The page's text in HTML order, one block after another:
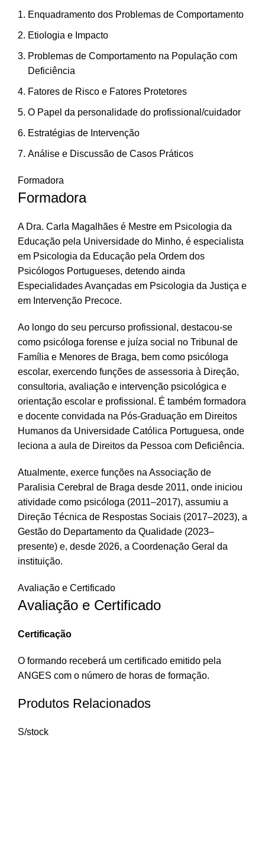
Enquadramento dos Problemas de Comportamento
Etiologia e Impacto
Problemas de Comportamento na População com
Deficiência
Fatores de Risco e Fatores Protetores
O Papel da personalidade do profissional/cuidador
Estratégias de Intervenção
Análise e Discussão de Casos Práticos
Formadora
Formadora
A Dra. Carla Magalhães é Mestre em Psicologia da
Educação pela Universidade do Minho, é especialista
em Psicologia da Educação pela Ordem dos
Psicólogos Portugueses, detendo ainda
Especialidades Avançadas em Psicologia da Justiça e
em Intervenção Precoce.
Ao longo do seu percurso profissional, destacou-se
como psicóloga forense e juíza social no Tribunal de
Família e Menores de Braga, bem como psicóloga
escolar, exercendo funções de assessoria à Direção,
consultoria, avaliação e intervenção psicológica e
orientação escolar e profissional. É também formadora
e docente convidada na Pós-Graduação em Direitos
Humanos da Universidade Católica Portuguesa, onde
leciona a aula de Direitos da Pessoa com Deficiência.
Atualmente, exerce funções na Associação de
Paralisia Cerebral de Braga desde 2011, onde iniciou
atividade como psicóloga (2011–2017), assumiu a
Direção Técnica de Respostas Sociais (2017–2023), a
Gestão do Departamento da Qualidade (2023–
presente) e, desde 2026, a Coordenação Geral da
instituição.
Avaliação e Certificado
Avaliação e Certificado
Certificação
O formando receberá um certificado emitido pela
ANGES com o número de horas de formação.
Produtos Relacionados
S/stock